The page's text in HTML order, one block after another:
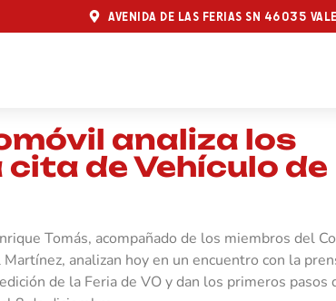
AVENIDA DE LAS FERIAS SN 46035
analiza los
de Vehículo de
Tomás, acompañado de los miembros del
analizan hoy en un encuentro con la
de la Feria de VO y dan los primeros pasos